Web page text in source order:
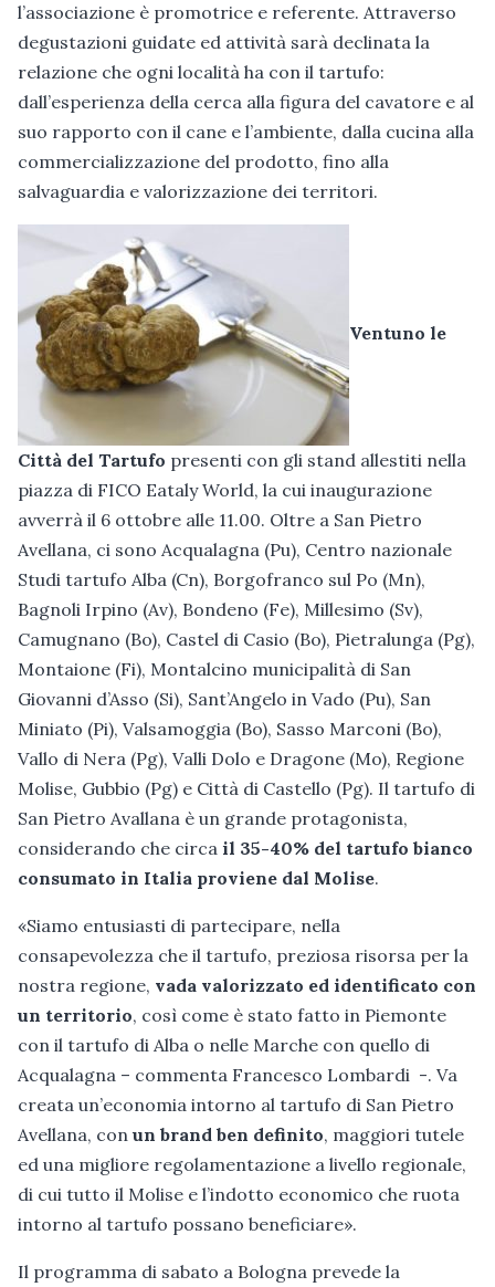
l’associazione è promotrice e referente. Attraverso
degustazioni guidate ed attività sarà declinata la
relazione che ogni località ha con il tartufo:
dall’esperienza della cerca alla figura del cavatore e al
suo rapporto con il cane e l’ambiente, dalla cucina alla
commercializzazione del prodotto, fino alla
salvaguardia e valorizzazione dei territori.
Ventuno le
Città del Tartufo presenti con gli stand allestiti nella
piazza di FICO Eataly World, la cui inaugurazione
avverrà il 6 ottobre alle 11.00. Oltre a San Pietro
Avellana, ci sono Acqualagna (Pu), Centro nazionale
Studi tartufo Alba (Cn), Borgofranco sul Po (Mn),
Bagnoli Irpino (Av), Bondeno (Fe), Millesimo (Sv),
Camugnano (Bo), Castel di Casio (Bo), Pietralunga (Pg),
Montaione (Fi), Montalcino municipalità di San
Giovanni d’Asso (Si), Sant’Angelo in Vado (Pu), San
Miniato (Pi), Valsamoggia (Bo), Sasso Marconi (Bo),
Vallo di Nera (Pg), Valli Dolo e Dragone (Mo), Regione
Molise, Gubbio (Pg) e Città di Castello (Pg). Il tartufo di
San Pietro Avallana è un grande protagonista,
considerando che circa il 35-40% del tartufo bianco
consumato in Italia proviene dal Molise.
«Siamo entusiasti di partecipare, nella
consapevolezza che il tartufo, preziosa risorsa per la
nostra regione, vada valorizzato ed identificato con
un territorio, così come è stato fatto in Piemonte
con il tartufo di Alba o nelle Marche con quello di
Acqualagna – commenta Francesco Lombardi -. Va
creata un’economia intorno al tartufo di San Pietro
Avellana, con un brand ben definito, maggiori tutele
ed una migliore regolamentazione a livello regionale,
di cui tutto il Molise e l’indotto economico che ruota
intorno al tartufo possano beneficiare».
Il programma di sabato a Bologna prevede la